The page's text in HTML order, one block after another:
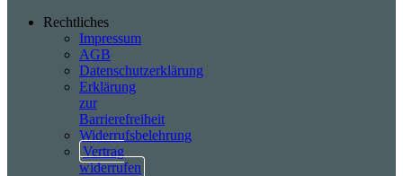
Rechtliches
Impressum
AGB
Datenschutzerklärung
Erklärung
zur
Barrierefreiheit
Widerrufsbelehrung
Vertrag
widerrufen